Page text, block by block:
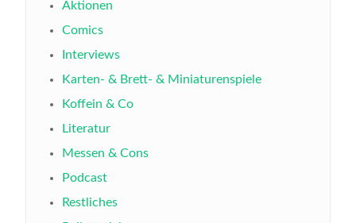
Aktionen
Comics
Interviews
Karten- & Brett- & Miniaturenspiele
Koffein & Co
Literatur
Messen & Cons
Podcast
Restliches